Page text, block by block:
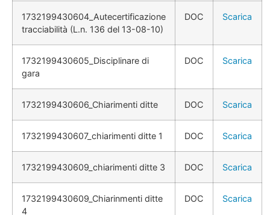
1732199430604_Autecertificazione
tracciabilità (L.n. 136 del 13-08-10)
DOC Scarica
1732199430605_Disciplinare di
gara
DOC Scarica
1732199430606_Chiarimenti ditte DOC Scarica
1732199430607_chiarimenti ditte 1 DOC Scarica
1732199430609_chiarimenti ditte 3 DOC Scarica
1732199430609_Chiarinmenti ditte
4
DOC Scarica